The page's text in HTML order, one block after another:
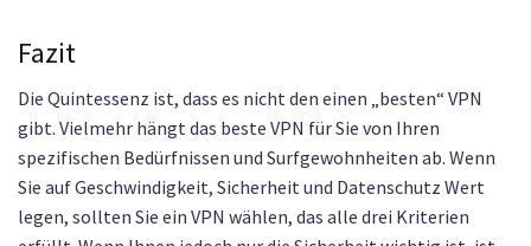
Fazit
Die Quintessenz ist, dass es nicht den einen „besten“ VPN
gibt. Vielmehr hängt das beste VPN für Sie von Ihren
spezifischen Bedürfnissen und Surfgewohnheiten ab. Wenn
Sie auf Geschwindigkeit, Sicherheit und Datenschutz Wert
legen, sollten Sie ein VPN wählen, das alle drei Kriterien